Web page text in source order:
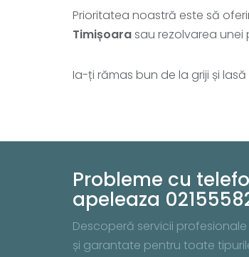
Prioritatea noastră este să
Timișoarasau rezolvarea unei
Ia-ți rămas bun de la griji și
Probleme cu
apeleaza
Descoperă servicii
și garantate pentru toate